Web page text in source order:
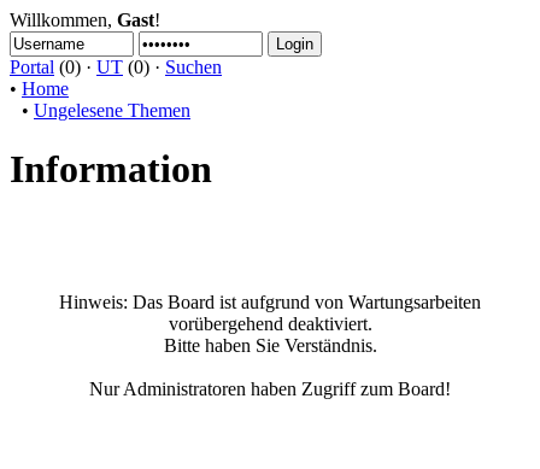
Willkommen, Gast!
Portal (0) · UT (0) · Suchen
• Home
• Ungelesene Themen
Information
Hinweis: Das Board ist aufgrund von Wartungsarbeiten
vorübergehend deaktiviert.
Bitte haben Sie Verständnis.
Nur Administratoren haben Zugriff zum Board!